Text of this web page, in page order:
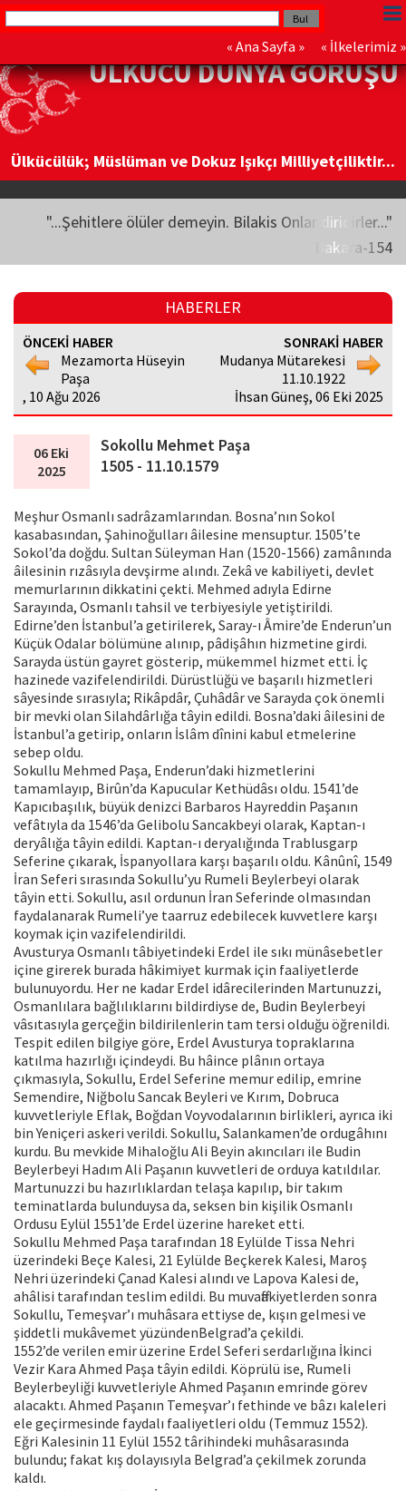
« Ana Sayfa » « İlkelerimiz »
ÜLKÜCÜ DÜNYA GÖRÜŞÜ
Ülkücülük; Müslüman ve Dokuz Işıkçı Milliyetçiliktir...
"...Şehitlere ölüler demeyin. Bilakis Onlar diridirler..."
Bakara-154
HABERLER
ÖNCEKİ HABER
Mezamorta Hüseyin
Paşa
, 10 Ağu 2026
SONRAKİ HABER
Mudanya Mütarekesi
11.10.1922
İhsan Güneş, 06 Eki 2025
06 Eki
2025
Sokollu Mehmet Paşa
1505 - 11.10.1579
Meşhur Osmanlı sadrâzamlarından. Bosna’nın Sokol
kasabasından, Şahinoğulları âilesine mensuptur. 1505’te
Sokol’da doğdu. Sultan Süleyman Han (1520-1566) zamânında
âilesinin rızâsıyla devşirme alındı. Zekâ ve kabiliyeti, devlet
memurlarının dikkatini çekti. Mehmed adıyla Edirne
Sarayında, Osmanlı tahsil ve terbiyesiyle yetiştirildi.
Edirne’den İstanbul’a getirilerek, Saray-ı Âmire’de Enderun’un
Küçük Odalar bölümüne alınıp, pâdişâhın hizmetine girdi.
Sarayda üstün gayret gösterip, mükemmel hizmet etti. İç
hazinede vazifelendirildi. Dürüstlüğü ve başarılı hizmetleri
sâyesinde sırasıyla; Rikâpdâr, Çuhâdâr ve Sarayda çok önemli
bir mevki olan Silahdârlığa tâyin edildi. Bosna’daki âilesini de
İstanbul’a getirip, onların İslâm dînini kabul etmelerine
sebep oldu.
Sokullu Mehmed Paşa, Enderun’daki hizmetlerini
tamamlayıp, Birûn’da Kapucular Kethüdâsı oldu. 1541’de
Kapıcıbaşılık, büyük denizci Barbaros Hayreddin Paşanın
vefâtıyla da 1546’da Gelibolu Sancakbeyi olarak, Kaptan-ı
deryâlığa tâyin edildi. Kaptan-ı deryalığında Trablusgarp
Seferine çıkarak, İspanyollara karşı başarılı oldu. Kânûnî, 1549
İran Seferi sırasında Sokullu’yu Rumeli Beylerbeyi olarak
tâyin etti. Sokullu, asıl ordunun İran Seferinde olmasından
faydalanarak Rumeli’ye taarruz edebilecek kuvvetlere karşı
koymak için vazifelendirildi.
Avusturya Osmanlı tâbiyetindeki Erdel ile sıkı münâsebetler
içine girerek burada hâkimiyet kurmak için faaliyetlerde
bulunuyordu. Her ne kadar Erdel idârecilerinden Martunuzzi,
Osmanlılara bağlılıklarını bildirdiyse de, Budin Beylerbeyi
vâsıtasıyla gerçeğin bildirilenlerin tam tersi olduğu öğrenildi.
Tespit edilen bilgiye göre, Erdel Avusturya topraklarına
katılma hazırlığı içindeydi. Bu hâince plânın ortaya
çıkmasıyla, Sokullu, Erdel Seferine memur edilip, emrine
Semendire, Niğbolu Sancak Beyleri ve Kırım, Dobruca
kuvvetleriyle Eflak, Boğdan Voyvodalarının birlikleri, ayrıca iki
bin Yeniçeri askeri verildi. Sokullu, Salankamen’de ordugâhını
kurdu. Bu mevkide Mihaloğlu Ali Beyin akıncıları ile Budin
Beylerbeyi Hadım Ali Paşanın kuvvetleri de orduya katıldılar.
Martunuzzi bu hazırlıklardan telaşa kapılıp, bir takım
teminatlarda bulunduysa da, seksen bin kişilik Osmanlı
Ordusu Eylül 1551’de Erdel üzerine hareket etti.
Sokullu Mehmed Paşa tarafından 18 Eylülde Tissa Nehri
üzerindeki Beçe Kalesi, 21 Eylülde Beçkerek Kalesi, Maroş
Nehri üzerindeki Çanad Kalesi alındı ve Lapova Kalesi de,
ahâlisi tarafından teslim edildi. Bu muvaffakiyetlerden sonra
Sokullu, Temeşvar’ı muhâsara ettiyse de, kışın gelmesi ve
şiddetli mukâvemet yüzündenBelgrad’a çekildi.
1552’de verilen emir üzerine Erdel Seferi serdarlığına İkinci
Vezir Kara Ahmed Paşa tâyin edildi. Köprülü ise, Rumeli
Beylerbeyliği kuvvetleriyle Ahmed Paşanın emrinde görev
alacaktı. Ahmed Paşanın Temeşvar’ı fethinde ve bâzı kaleleri
ele geçirmesinde faydalı faaliyetleri oldu (Temmuz 1552).
Eğri Kalesinin 11 Eylül 1552 târihindeki muhâsarasında
bulundu; fakat kış dolayısıyla Belgrad’a çekilmek zorunda
kaldı.